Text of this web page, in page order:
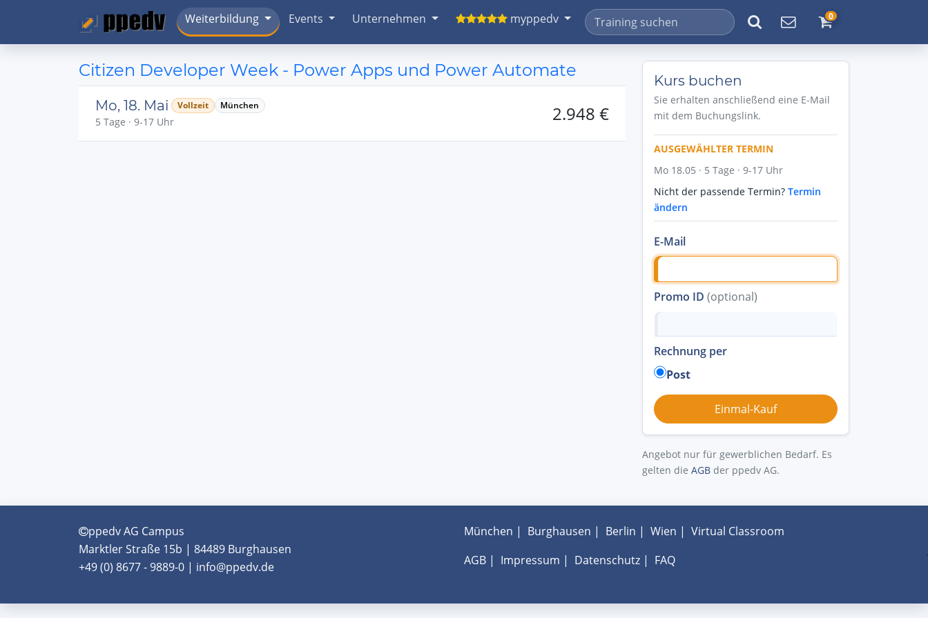
Weiterbildung Events Unternehmen myppedv 0
Citizen Developer Week - Power Apps und Power Automate
Mo, 18. Mai Vollzeit München
5 Tage · 9-17 Uhr 2.948 €
Kurs buchen
Sie erhalten anschließend eine E-Mail
mit dem Buchungslink.
AUSGEWÄHLTER TERMIN
Mo 18.05 · 5 Tage · 9-17 Uhr
Nicht der passende Termin? Termin
ändern
E-Mail
Promo ID (optional)
Rechnung per
Post
Angebot nur für gewerblichen Bedarf. Es
gelten die AGB der ppedv AG.
ppedv AG Campus
Marktler Straße 15b | 84489 Burghausen
+49 (0) 8677 - 9889-0 | info@ppedv.de
München | Burghausen | Berlin | Wien | Virtual Classroom
AGB| Impressum | Datenschutz| FAQ